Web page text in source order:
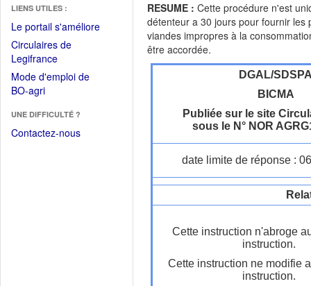
LIENS UTILES :
Le portail s'améliore(Fichier
Circulaires de
Legifrance(Ouvrir
dans
une
fenêtre)
Mode d'emploi de
BO-agri(Ouvrir
une
nouvelle
UNE DIFFICULTÉ ?
Contactez-nous
RESUME : Cette procédure n'est
détenteur a 30 jours pour fournir
viandes impropres à la
être accordée.
DGAL/
BICMA
Publiée sur le site
sous le N° NOR
date limite de réponse :
Cette instruction n'abroge
instruction.
Cette instruction ne modifie
instruction.